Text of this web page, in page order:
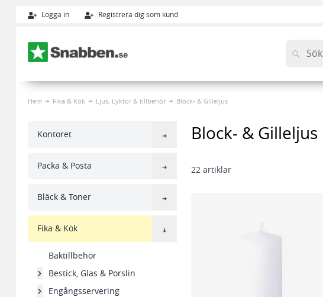
Logga in Registrera dig som kund
Hem Fika & Kök Ljus, Lyktor & tillbehör Block- & Gilleljus
Kontoret
Packa & Posta
Bläck & Toner
Fika & Kök
Baktillbehör
Bestick, Glas & Porslin
Engångsservering
Block- & Gilleljus
22 artiklar